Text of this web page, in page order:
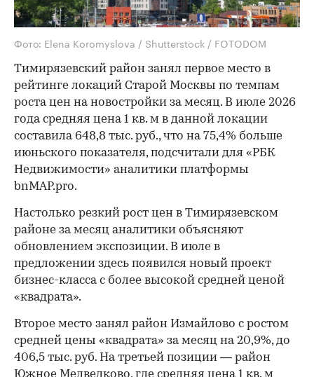
Фото: Elena Koromyslova / Shutterstock / FOTODOM
Тимирязевский район занял первое место в
рейтинге локаций Старой Москвы по темпам
роста цен на новостройки за месяц. В июле 2026
года средняя цена 1 кв. м в данной локации
составила 648,8 тыс. руб., что на 75,4% больше
июньского показателя, подсчитали для «РБК
Недвижимости» аналитики платформы
bnMAP.pro.
Настолько резкий рост цен в Тимирязевском
районе за месяц аналитики объясняют
обновлением экспозиции. В июле в
предложении здесь появился новый проект
бизнес-класса с более высокой средней ценой
«квадрата».
Второе место занял район Измайлово с ростом
средней цены «квадрата» за месяц на 20,9%, до
406,5 тыс. руб. На третьей позиции — район